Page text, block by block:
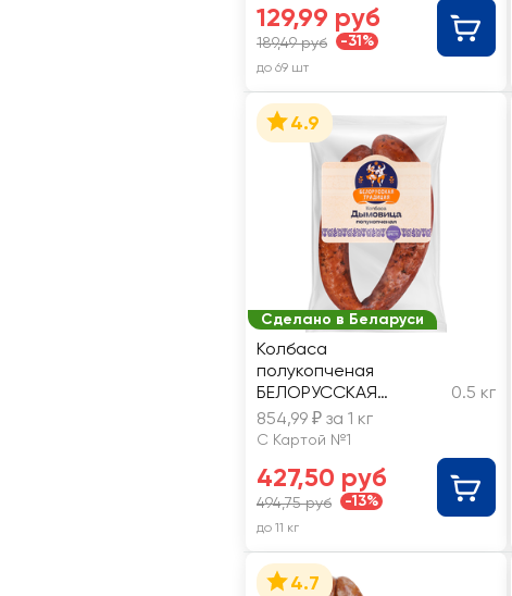
129,99 руб
189,49 руб -31%
до 69 шт
Сделано в Беларуси
4.9
Колбаса
полукопченая
БЕЛОРУССКАЯ
ТРАДИЦИЯ Дымовица,
высший сорт, весовая
0.5 кг
854,99 ₽ за 1 кг
С Картой №1
427,50 руб
494,75 руб -13%
до 11 кг
4.7